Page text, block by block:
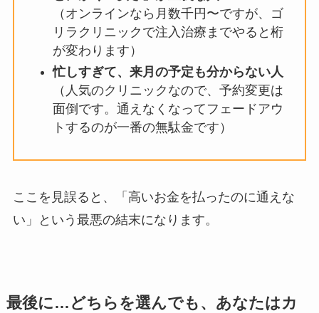
（オンラインなら月数千円〜ですが、ゴ
リラクリニックで注入治療までやると桁
が変わります）
忙しすぎて、来月の予定も分からない人
（人気のクリニックなので、予約変更は
面倒です。通えなくなってフェードアウ
トするのが一番の無駄金です）
ここを見誤ると、「高いお金を払ったのに通えな
い」という最悪の結末になります。
最後に…どちらを選んでも、あなたはカ